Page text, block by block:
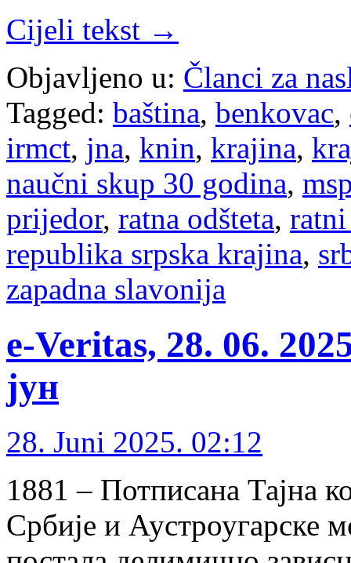
Cijeli tekst →
Objavljeno u: Članci za
Tagged: baština, benkovac,
irmct, jna, knin, krajina,
naučni skup 30 godina,
prijedor, ratna odšteta,
republika srpska krajina,
zapadna slavonija
e-Veritas, 28. 06.
јун
28. Juni 2025. 02:12
1881 – Потписана Тајна
Србије и Аустроугарске